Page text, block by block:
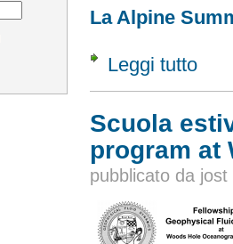
La Alpine
Leggi tutto
Scuola
program at
pubblicato da jost